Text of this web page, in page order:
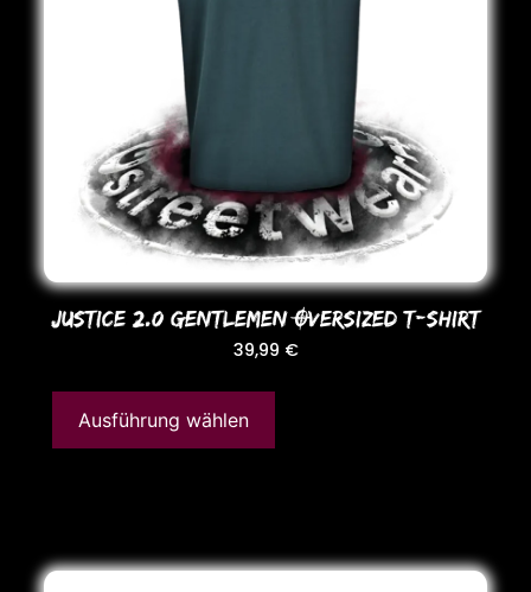
JUSTICE 2.0 GENTLEMEN OVERSIZED T-SHIRT
39,99 €
Ausführung wählen